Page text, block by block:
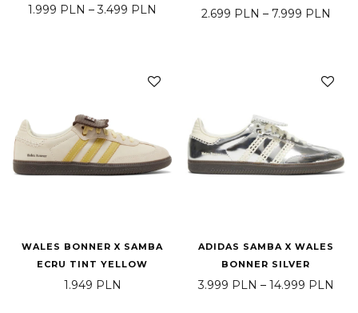
1.999 PLN – 3.499 PLN Zakres cen: od 1.999 PLN do 3.499
2.699 PLN – 7.999 PLN
WALES BONNER X SAMBA
ECRU TINT YELLOW
1.949 PLN
ADIDAS SAMBA X WALES
BONNER SILVER
3.999 PLN – 14.999 PLN